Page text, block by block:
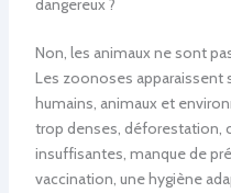
dangereux ?
Non, les animaux ne sont
Les zoonoses apparaissent
humains, animaux et
trop denses, déforestation,
insuffisantes, manque de
vaccination, une hygiène